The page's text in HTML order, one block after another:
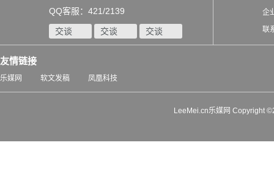
QQ客服：421/2139
交谈 交谈 交谈
企
联
友情链接
乐媒网 软文发稿 凤凰科技
LeeMei.cn乐媒网 Copyright